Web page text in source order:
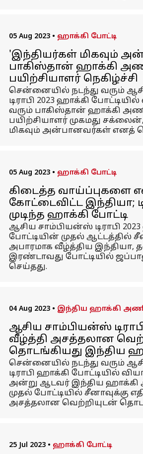
05 Aug 2023 • ஹாக்கி போட்டி
'இந்தியர்கள் மிகவும்
பாகிஸ்தான் ஹாக்கி
பயிற்சியாளர் நெகிழ்ச்சி
சென்னையில் நடந்து வரும்
டிராபி 2023 ஹாக்கி
வரும் பாகிஸ்தான் ஹாக்கி
பயிற்சியாளர் முகமது
மிகவும் அன்பானவர்கள் எனத்
05 Aug 2023 • ஹாக்கி போட்டி
கிடைத்த வாய்ப்புகளை
கோட்டைவிட்ட இந்தியா;
முடிந்த ஹாக்கி போட்டி
ஆசிய சாம்பியன்ஸ் டிராபி
போட்டியின் முதல் ஆட்டத்தில்
அபாரமாக வீழ்த்திய இந்தியா,
இரண்டாவது போட்டியில்
செய்தது.
04 Aug 2023 • இந்திய ஹாக்கி
ஆசிய சாம்பியன்ஸ்
வீழ்த்தி அசத்தலான
தொடங்கியது இந்திய
சென்னையில் நடந்து வரும்
டிராபி ஹாக்கி போட்டியில்
அன்று ஆடவர் இந்திய ஹாக்கி
முதல் போட்டியில் சீனாவுக்கு
அசத்தலான வெற்றியுடன்
25 Jul 2023 • ஹாக்கி போட்டி